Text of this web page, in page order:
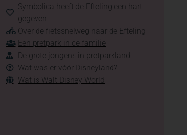
Symbolica heeft de Efteling een hart
gegeven
Over de fietssnelweg naar de Efteling
Een pretpark in de familie
De grote jongens in pretparkland
Wat was er vóór Disneyland?
Wat is Walt Disney World